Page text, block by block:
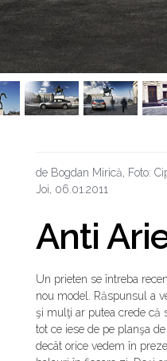
de Bogdan Mirică, Foto:
Joi, 06.01.2011
Anti
Un prieten se întreba
nou model. Răspunsul a
şi mulţi ar putea crede că
tot ce iese de pe planşa
decât orice vedem în